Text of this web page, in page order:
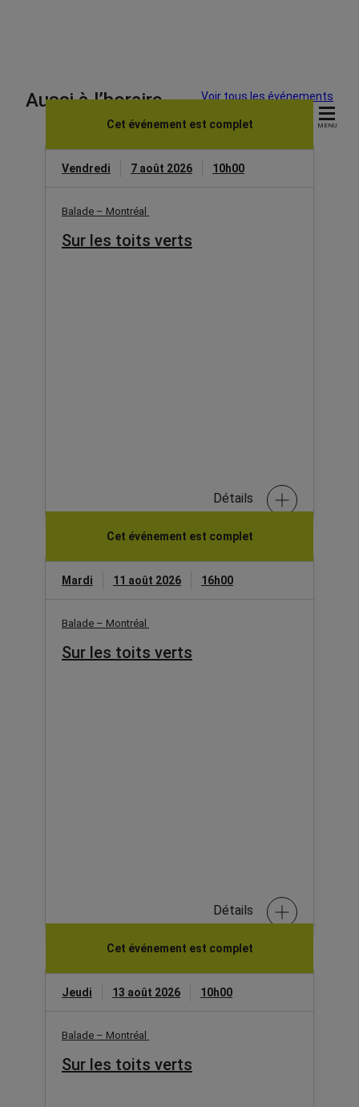
MENU
Aussi à l’horaire Voir tous les événements
Cet événement est complet
Vendredi 7 août 2026 10h00
Balade – Montréal
Sur les toits verts
Détails
Cet événement est complet
Mardi 11 août 2026 16h00
Balade – Montréal
Sur les toits verts
Détails
Cet événement est complet
Jeudi 13 août 2026 10h00
Balade – Montréal
Sur les toits verts